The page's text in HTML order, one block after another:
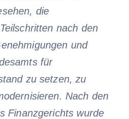
die
nach den
und
für
zu setzen, zu
Nach den
Finanzgerichts wurde